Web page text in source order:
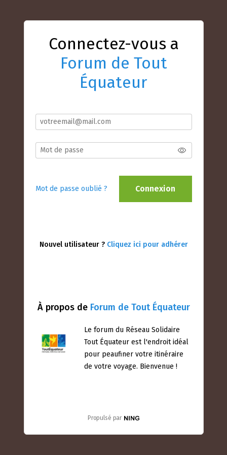
À propos de Forum de Tout Équateur
Le forum du Réseau Solidaire
Tout Équateur est l'endroit idéal
pour peaufiner votre itinéraire
de votre voyage. Bienvenue !
Propulsé par
Connectez-vous a
Forum de Tout
Équateur
Mot de passe oublié ? Connexion
Nouvel utilisateur ? Cliquez ici pour adhérer